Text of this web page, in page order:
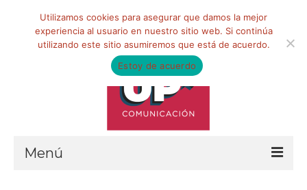
Menú
Utilizamos cookies para asegurar que damos la mejor
experiencia al usuario en nuestro sitio web. Si continúa
utilizando este sitio asumiremos que está de acuerdo.
Estoy de acuerdo